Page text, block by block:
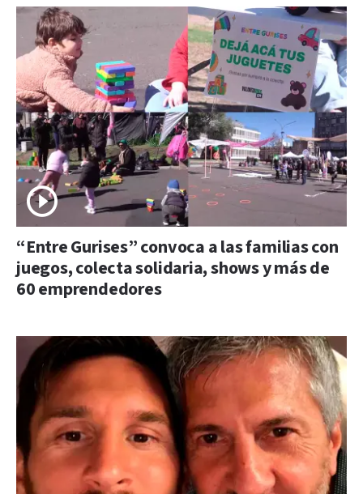
“Entre Gurises” convoca a las familias con
juegos, colecta solidaria, shows y más de
60 emprendedores